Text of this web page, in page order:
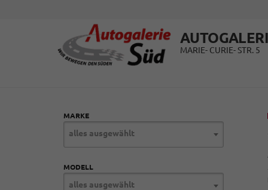
MARIE- CURIE- STR. 5
MARKE
alles ausgewählt
MODELL
alles ausgewählt